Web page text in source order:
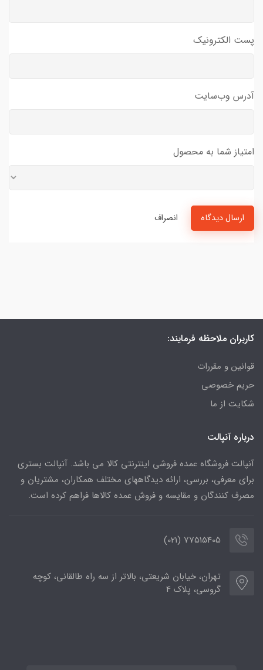
پست الکترونیک
آدرس وب‌سایت
امتیاز شما به محصول
ارسال دیدگاه انصراف
کاربران ملاحظه فرمایند:
قوانین و مقررات
حریم خصوصی
شکایت از ما
درباره آنپالت
آنپالت فروشگاه عمده فروشی اینترنتی کالا می باشد. آنپالت بستری
برای معرفی، بررسی، ارائه دیدگاههای مختلف همکاران، مشتریان و
مصرف کنندگان و مقایسه و فروش عمده کالاها فراهم کرده است.
77515405 (021)
تهران، خیابان شریعتی، بالاتر از سه راه طالقانی، کوچه
گروسی، پلاک 4